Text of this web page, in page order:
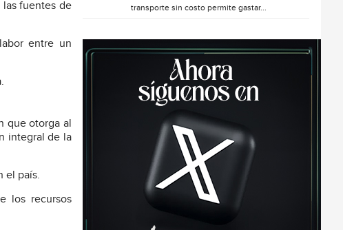
las fuentes de
entre un
que otorga al
integral de la
el país.
los recursos
transporte sin costo permite gastar...